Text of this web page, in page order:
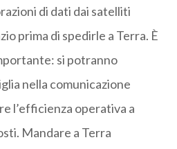
di dati dai satelliti
prima di spedirle a Terra. È
si potranno
nella comunicazione
l’efficienza operativa a
Mandare a Terra